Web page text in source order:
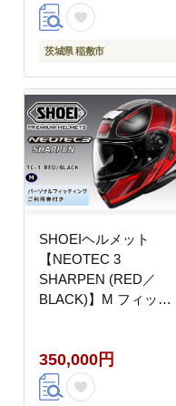
リング ショウエイ
[1884]
茨城県 稲敷市
SHOEIヘルメット
【NEOTEC 3
SHARPEN (RED／
BLACK)】M フィッテ
ム ネオテック シャープ
ン バイク ツーリング
ショウエイ [2023]
350,000円